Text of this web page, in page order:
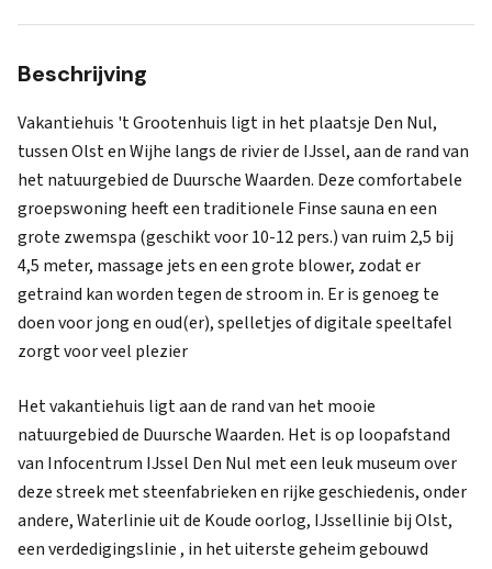
Beschrijving
Vakantiehuis 't Grootenhuis ligt in het plaatsje Den Nul,
tussen Olst en Wijhe langs de rivier de IJssel, aan de rand van
het natuurgebied de Duursche Waarden. Deze comfortabele
groepswoning heeft een traditionele Finse sauna en een
grote zwemspa (geschikt voor 10-12 pers.) van ruim 2,5 bij
4,5 meter, massage jets en een grote blower, zodat er
getraind kan worden tegen de stroom in. Er is genoeg te
doen voor jong en oud(er), spelletjes of digitale speeltafel
zorgt voor veel plezier
Het vakantiehuis ligt aan de rand van het mooie
natuurgebied de Duursche Waarden. Het is op loopafstand
van Infocentrum IJssel Den Nul met een leuk museum over
deze streek met steenfabrieken en rijke geschiedenis, onder
andere, Waterlinie uit de Koude oorlog, IJssellinie bij Olst,
een verdedigingslinie , in het uiterste geheim gebouwd